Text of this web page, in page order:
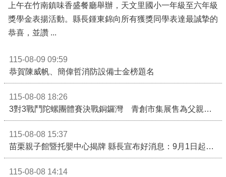
上午在竹南鎮味香盛餐廳舉辦，天文里國小一年級至六年級
獎學金表揚活動。縣長鍾東錦向所有獲獎同學表達最誠摯的
恭喜，並讚 ...
115-08-09 09:59
恭賀陳威帆、簡偉哲消防設備士金榜題名
115-08-08 18:26
3對3戰鬥陀螺團體賽決戰銅鑼灣 青創市集展售為父親節增添繽紛
115-08-08 15:37
苗栗親子館暨托嬰中心揭牌 縣長宣布好消息：9月1日起調降臨時托嬰費用
115-08-08 14:14